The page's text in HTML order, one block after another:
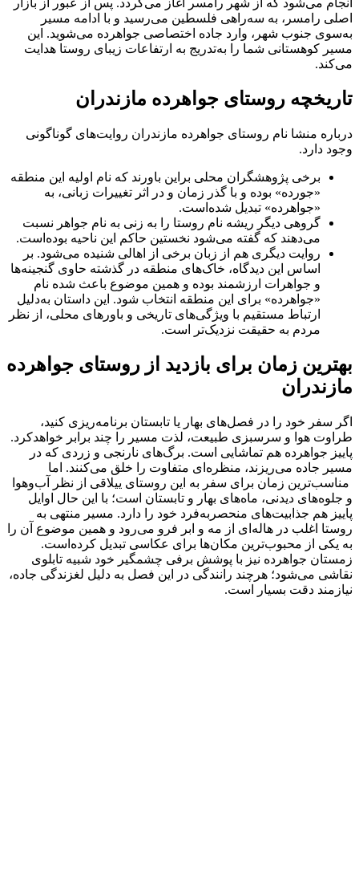
انجام می‌شود که از شهر رامسر آغاز می‌گردد. پس از عبور از بازار
اصلی رامسر، به سه‌راهی فلسطین می‌رسید و با ادامه مسیر
به‌سوی جنوب شهر، وارد جاده اختصاصی جواهرده می‌شوید. این
مسیر کوهستانی شما را به‌تدریج به ارتفاعات زیبای روستا هدایت
می‌کند.
تاریخچه روستای جواهرده مازندران
درباره منشا نام روستای جواهرده مازندران روایت‌های گوناگونی
وجود دارد.
برخی پژوهشگران محلی براین باورند که نام اولیه این منطقه
«جورده» بوده و با گذر زمان و در اثر تغییرات زبانی، به
«جواهرده» تبدیل شده‌است.
گروهی دیگر ریشه نام روستا را به زنی به نام جواهر نسبت
می‌دهند که گفته می‌شود نخستین حاکم این ناحیه بوده‌است.
روایت دیگری هم از زبان برخی از اهالی شنیده می‌شود. بر
اساس این دیدگاه، خاک‌های منطقه در گذشته حاوی گنجینه‌ها
و جواهرات ارزشمند بوده و همین موضوع باعث شده نام
«جواهرده» برای این منطقه انتخاب شود. این داستان به‌دلیل
ارتباط مستقیم با ویژگی‌های تاریخی و باورهای محلی، از نظر
مردم به حقیقت نزدیک‌تر است.
بهترین زمان برای بازدید از روستای جواهرده
مازندران
اگر سفر خود را در فصل‌های بهار یا تابستان برنامه‌ریزی کنید،
طراوت هوا و سرسبزی طبیعت، لذت مسیر را چند برابر خواهدکرد.
پاییز جواهرده هم تماشایی است. برگ‌های نارنجی و زردی که در
مسیر جاده می‌ریزند، منظره‌ای متفاوت را خلق می‌کنند. اما
مناسب‌ترین زمان برای سفر به این روستای ییلاقی از نظر آب‌و‌هوا
و جلوه‌های دیدنی، ماه‌های بهار و تابستان است؛ با این حال اوایل
پاییز هم جذابیت‌های منحصر‌به‌فرد خود را دارد. مسیر منتهی به
روستا اغلب در هاله‌ای از مه و ابر فرو می‌رود و همین موضوع آن را
به یکی از محبوب‌ترین مکان‌ها برای عکاسی تبدیل کرده‌است.
زمستان جواهرده نیز با پوشش برفی چشمگیر خود شبیه تابلوی
نقاشی می‌شود؛ هرچند رانندگی در این فصل به دلیل لغزندگی جاده،
نیازمند دقت بسیار است.